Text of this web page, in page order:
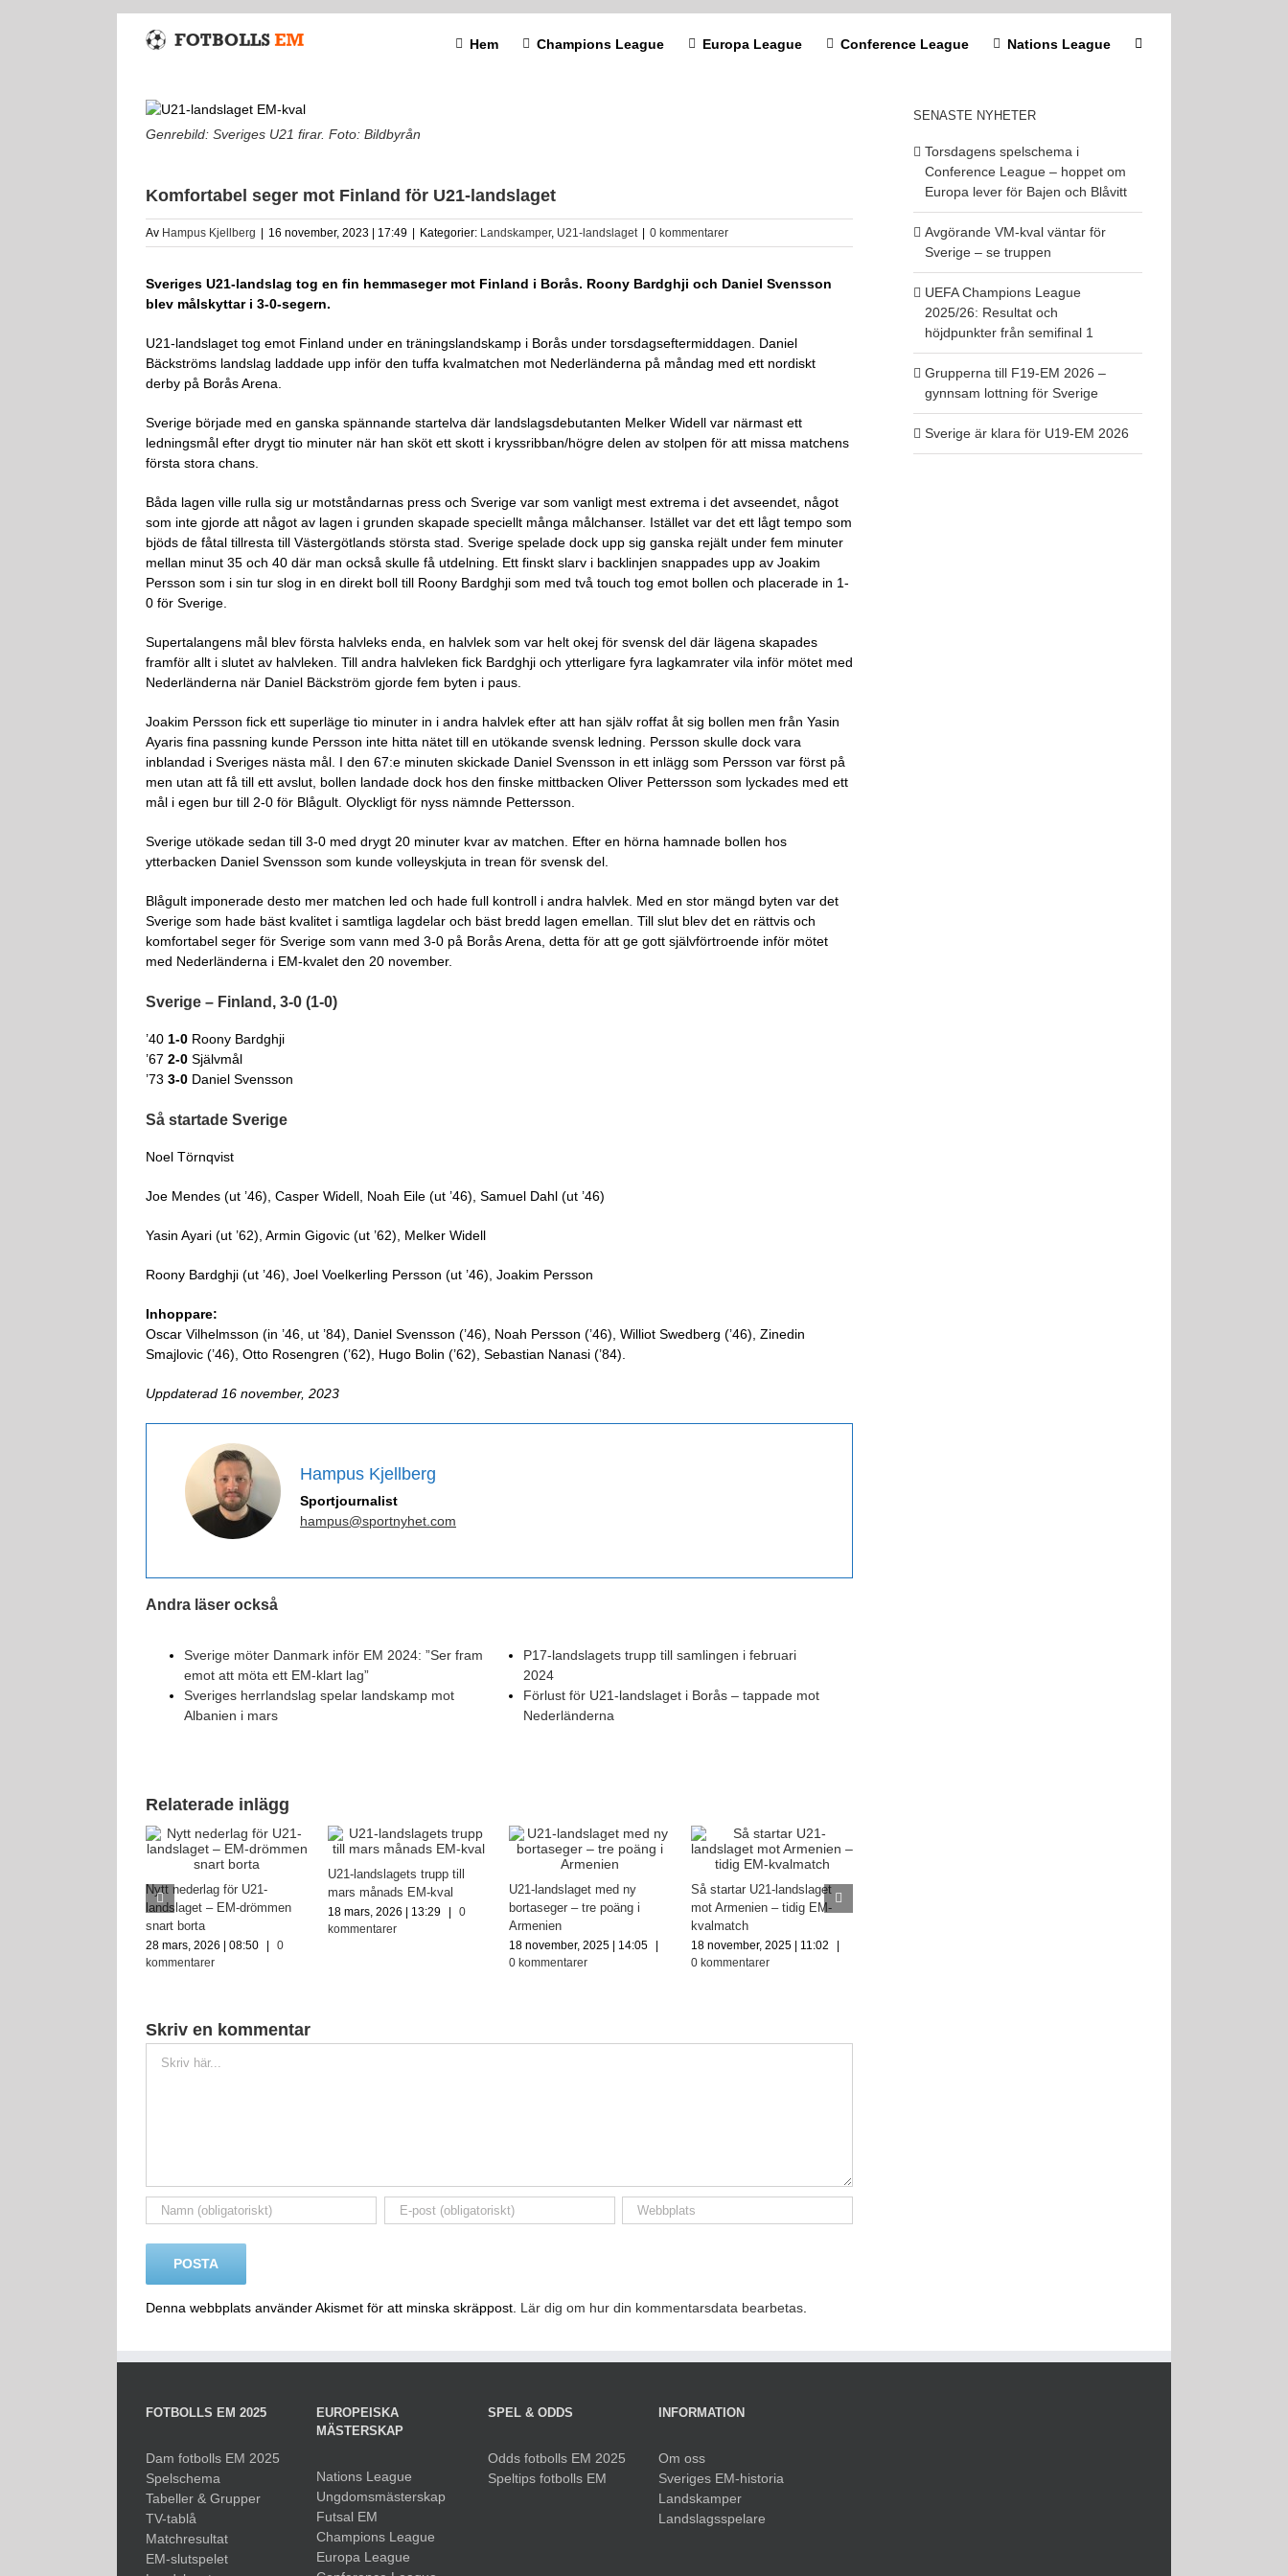
Hem Champions League Europa League Conference League Nations League
Genrebild: Sveriges U21 firar. Foto: Bildbyrån
Komfortabel seger mot Finland för U21-landslaget
Av Hampus Kjellberg 16 november, 2023 | 17:49 Kategorier: Landskamper, U21-landslaget 0 kommentarer
Sveriges U21-landslag tog en fin hemmaseger mot Finland i Borås. Roony Bardghji och Daniel Svensson
blev målskyttar i 3-0-segern.
U21-landslaget tog emot Finland under en träningslandskamp i Borås under torsdagseftermiddagen. Daniel
Bäckströms landslag laddade upp inför den tuffa kvalmatchen mot Nederländerna på måndag med ett nordiskt
derby på Borås Arena.
Sverige började med en ganska spännande startelva där landslagsdebutanten Melker Widell var närmast ett
ledningsmål efter drygt tio minuter när han sköt ett skott i kryssribban/högre delen av stolpen för att missa matchens
första stora chans.
Båda lagen ville rulla sig ur motståndarnas press och Sverige var som vanligt mest extrema i det avseendet, något
som inte gjorde att något av lagen i grunden skapade speciellt många målchanser. Istället var det ett lågt tempo som
bjöds de fåtal tillresta till Västergötlands största stad. Sverige spelade dock upp sig ganska rejält under fem minuter
mellan minut 35 och 40 där man också skulle få utdelning. Ett finskt slarv i backlinjen snappades upp av Joakim
Persson som i sin tur slog in en direkt boll till Roony Bardghji som med två touch tog emot bollen och placerade in 1-
0 för Sverige.
Supertalangens mål blev första halvleks enda, en halvlek som var helt okej för svensk del där lägena skapades
framför allt i slutet av halvleken. Till andra halvleken fick Bardghji och ytterligare fyra lagkamrater vila inför mötet med
Nederländerna när Daniel Bäckström gjorde fem byten i paus.
Joakim Persson fick ett superläge tio minuter in i andra halvlek efter att han själv roffat åt sig bollen men från Yasin
Ayaris fina passning kunde Persson inte hitta nätet till en utökande svensk ledning. Persson skulle dock vara
inblandad i Sveriges nästa mål. I den 67:e minuten skickade Daniel Svensson in ett inlägg som Persson var först på
men utan att få till ett avslut, bollen landade dock hos den finske mittbacken Oliver Pettersson som lyckades med ett
mål i egen bur till 2-0 för Blågult. Olyckligt för nyss nämnde Pettersson.
Sverige utökade sedan till 3-0 med drygt 20 minuter kvar av matchen. Efter en hörna hamnade bollen hos
ytterbacken Daniel Svensson som kunde volleyskjuta in trean för svensk del.
Blågult imponerade desto mer matchen led och hade full kontroll i andra halvlek. Med en stor mängd byten var det
Sverige som hade bäst kvalitet i samtliga lagdelar och bäst bredd lagen emellan. Till slut blev det en rättvis och
komfortabel seger för Sverige som vann med 3-0 på Borås Arena, detta för att ge gott självförtroende inför mötet
med Nederländerna i EM-kvalet den 20 november.
Sverige – Finland, 3-0 (1-0)
’40 1-0Roony Bardghji
’67 2-0Självmål
’73 3-0Daniel Svensson
Så startade Sverige
Noel Törnqvist
Joe Mendes (ut ’46), Casper Widell, Noah Eile (ut ’46), Samuel Dahl (ut ’46)
Yasin Ayari (ut ’62), Armin Gigovic (ut ’62), Melker Widell
Roony Bardghji (ut ’46), Joel Voelkerling Persson (ut ’46), Joakim Persson
Inhoppare:
Oscar Vilhelmsson (in ’46, ut ’84), Daniel Svensson (’46), Noah Persson (’46), Williot Swedberg (’46), Zinedin
Smajlovic (’46), Otto Rosengren (’62), Hugo Bolin (’62), Sebastian Nanasi (’84).
Uppdaterad 16 november, 2023
Hampus Kjellberg
Sportjournalist
hampus@sportnyhet.com
Andra läser också
Sverige möter Danmark inför EM 2024: ”Ser fram
emot att möta ett EM-klart lag”
Sveriges herrlandslag spelar landskamp mot
Albanien i mars
P17-landslagets trupp till samlingen i februari
2024
Förlust för U21-landslaget i Borås – tappade mot
Nederländerna
Relaterade inlägg
Nytt nederlag för U21-
landslaget – EM-drömmen
snart borta
28 mars, 2026 | 08:50 |
0
kommentarer
U21-landslagets trupp till
mars månads EM-kval
18 mars, 2026 | 13:29 |
0
kommentarer
U21-landslaget med ny
bortaseger – tre poäng i
Armenien
18 november, 2025 | 14:05
|
0 kommentarer
Så startar U21-landslaget
mot Armenien – tidig EM-
kvalmatch
18 november, 2025 | 11:02
|
0 kommentarer
Skriv en kommentar
Denna webbplats använder Akismet för att minska skräppost. Lär dig om hur din kommentarsdata bearbetas
SENASTE NYHETER
Torsdagens spelschema i
Conference League – hoppet om
Europa lever för Bajen och Blåvitt
Avgörande VM-kval väntar för
Sverige – se truppen
UEFA Champions League
2025/26: Resultat och
höjdpunkter från semifinal 1
Grupperna till F19-EM 2026 –
gynnsam lottning för Sverige
Sverige är klara för U19-EM 2026
FOTBOLLS EM 2025
Dam fotbolls EM 2025
Spelschema
Tabeller & Grupper
TV-tablå
Matchresultat
EM-slutspelet
EUROPEISKA
MÄSTERSKAP
Nations League
Ungdomsmästerskap
Futsal EM
Champions League
Europa League
SPEL & ODDS
Odds fotbolls EM 2025
Speltips fotbolls EM
INFORMATION
Om oss
Sveriges EM-historia
Landskamper
Landslagsspelare